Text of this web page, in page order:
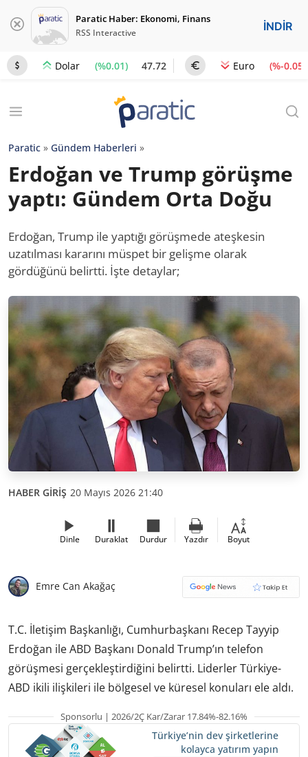
Paratic Haber: Ekonomi, Finans
RSS Interactive İNDİR
Dolar (%0.01) 47.72 Euro (%-0.05)
Paratic » Gündem Haberleri »
Erdoğan ve Trump görüşme
yaptı: Gündem Orta Doğu
Erdoğan, Trump ile yaptığı görüşmede ateşkesin
uzatılması kararını müspet bir gelişme olarak
gördüğünü belirtti. İşte detaylar;
HABER GİRİŞ 20 Mayıs 2026 21:40
Dinle Duraklat Durdur Yazdır Boyut
Emre Can Akağaç
T.C. İletişim Başkanlığı, Cumhurbaşkanı Recep Tayyip
Erdoğan ile ABD Başkanı Donald Trump’ın telefon
görüşmesi gerçekleştirdiğini belirtti. Liderler Türkiye-
ABD ikili ilişkileri ile bölgesel ve küresel konuları ele aldı.
Sponsorlu | 2026/2Ç Kar/Zarar 17.84%-82.16%
Türkiye’nin dev şirketlerine
kolayca yatırım yapın